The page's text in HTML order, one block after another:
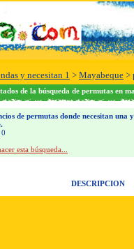
y necesitan 1 > Mayabeque >
de la búsqueda de permutas en
de permutas donde necesitan una
esta búsqueda...
DESCRIPCION